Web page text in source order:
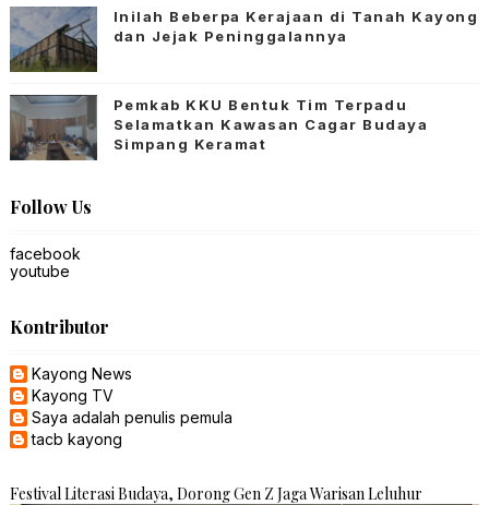
Inilah Beberpa Kerajaan di Tanah Kayong
dan Jejak Peninggalannya
Pemkab KKU Bentuk Tim Terpadu
Selamatkan Kawasan Cagar Budaya
Simpang Keramat
Follow Us
facebook
youtube
Kontributor
Kayong News
Kayong TV
Saya adalah penulis pemula
tacb kayong
Festival Literasi Budaya, Dorong Gen Z Jaga Warisan Leluhur